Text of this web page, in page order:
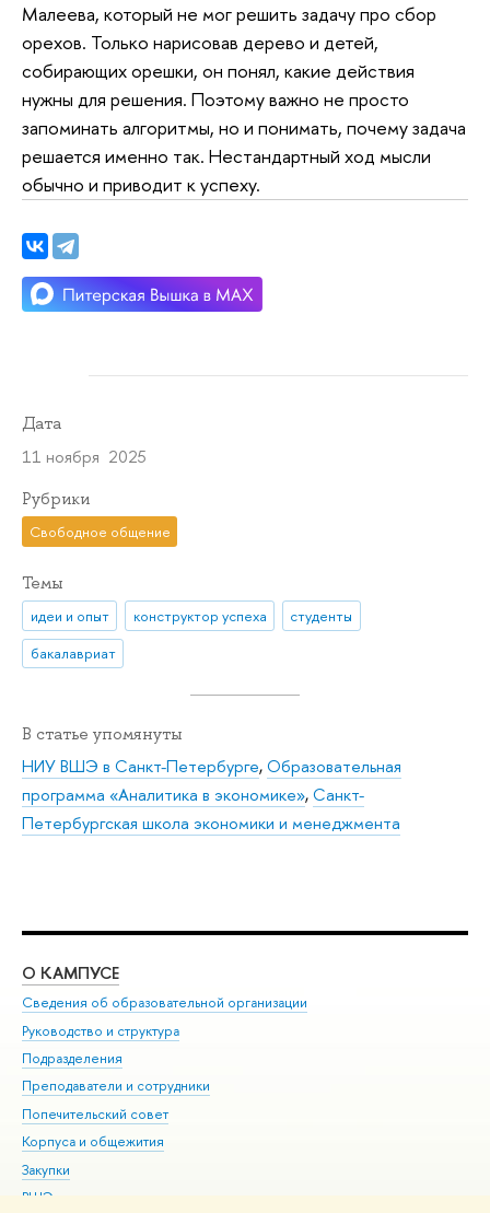
Малеева, который не мог решить задачу про сбор
орехов. Только нарисовав дерево и детей,
собирающих орешки, он понял, какие действия
нужны для решения. Поэтому важно не просто
запоминать алгоритмы, но и понимать, почему задача
решается именно так. Нестандартный ход мысли
обычно и приводит к успеху.
Дата
11 ноября 2025
Рубрики
Свободное общение
Темы
идеи и опыт конструктор успеха
студенты
бакалавриат
В статье упомянуты
НИУ ВШЭ в Санкт-Петербурге,Образовательная
программа «Аналитика в экономике»,Санкт-
Петербургская школа экономики и менеджмента
О КАМПУСЕ
Сведения об образовательной организации
Руководство и структура
Подразделения
Преподаватели и сотрудники
Попечительский совет
Корпуса и общежития
Закупки
ВШЭ для студентов с ограниченными возможностями